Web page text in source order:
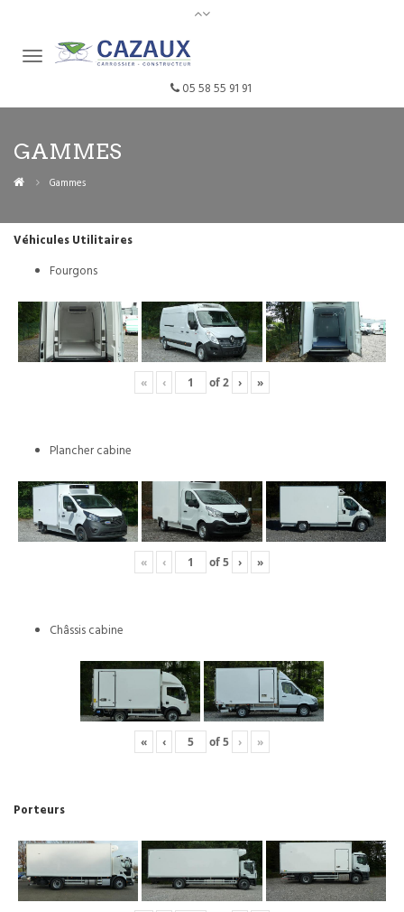
05 58 55 91 91
GAMMES
Gammes
Véhicules Utilitaires
Fourgons
« ‹ of2 › »
Plancher cabine
« ‹ of5 › »
Châssis cabine
« ‹ of5 › »
Porteurs